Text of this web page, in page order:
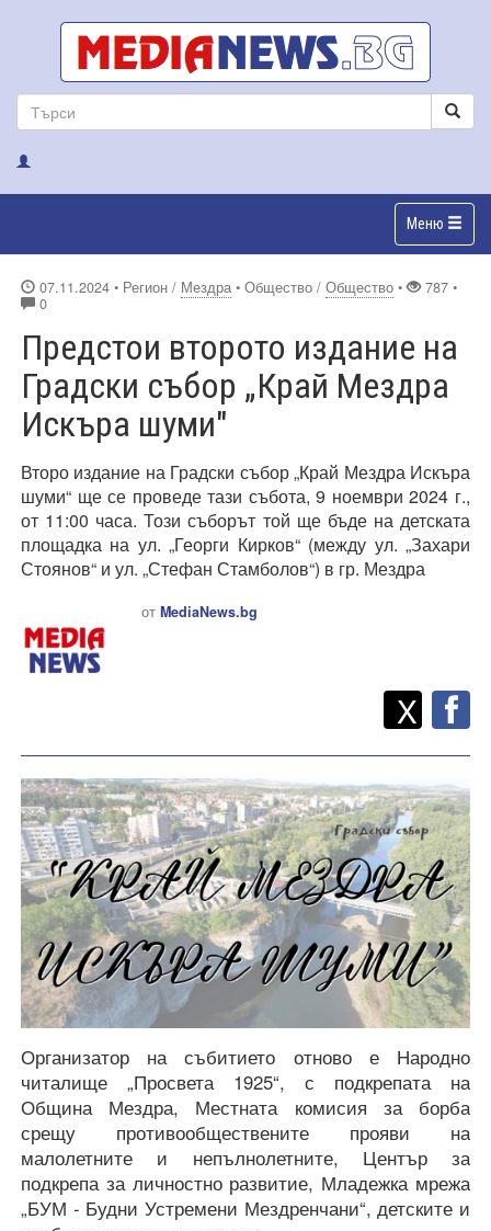
Меню
07.11.2024 • Регион / Мездра • Общество / Общество •
787 •
0
Предстои второто издание на
Градски събор „Край Мездра
Искъра шуми"
Второ издание на Градски събор „Край Мездра Искъра
шуми“ ще се проведе тази събота, 9 ноември 2024 г.,
от 11:00 часа. Този съборът той ще бъде на детската
площадка на ул. „Георги Кирков“ (между ул. „Захари
Стоянов“ и ул. „Стефан Стамболов“) в гр. Мездра
от MediaNews.bg
Споделете
X
Организатор на събитието отново е Народно
читалище „Просвета 1925“, с подкрепата на
Община Мездра, Местната комисия за борба
срещу противообществените прояви на
малолетните и непълнолетните, Център за
подкрепа за личностно развитие, Младежка мрежа
„БУМ - Будни Устремени Мездренчани“, детските и